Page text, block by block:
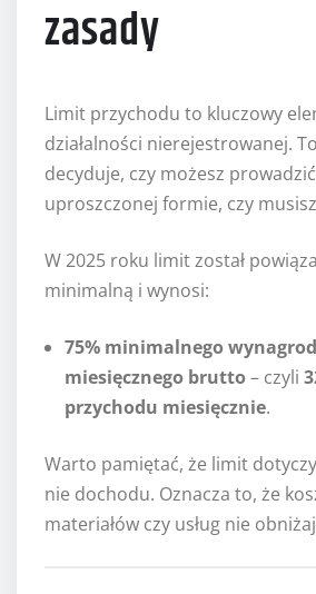
zasady
Limit przychodu to kluczowy
działalności nierejestrowanej.
decyduje, czy możesz
uproszczonej formie, czy
W 2025 roku limit został
minimalną i wynosi:
75% minimalnego
miesięcznego brutto – czyli
przychodu miesięcznie.
Warto pamiętać, że limit dotyczy
nie dochodu. Oznacza to, że
materiałów czy usług nie